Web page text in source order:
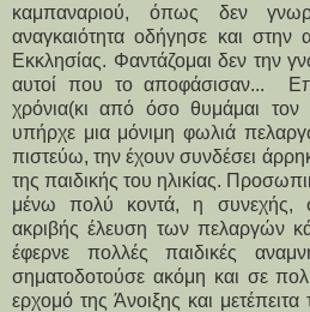
καμπαναριού, όπως δεν
αναγκαιότητα οδήγησε και στην
Εκκλησίας. Φαντάζομαι δεν την
αυτοί που το αποφάσισαν...
χρόνια(κι από όσο θυμάμαι
υπήρχε μια μόνιμη φωλιά
πιστεύω, την έχουν συνδέσει
της παιδικής του ηλικίας.
μένω πολύ κοντά, η συνεχής,
ακριβής έλευση των πελαργών
έφερνε πολλές παιδικές
σηματοδοτούσε ακόμη και σε
ερχομό της Άνοιξης και